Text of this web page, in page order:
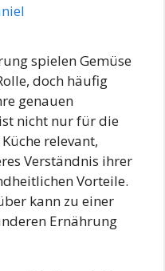
spielen Gemüse
doch häufig
genauen
nicht nur für die
relevant,
Verständnis ihrer
Vorteile.
kann zu einer
Ernährung